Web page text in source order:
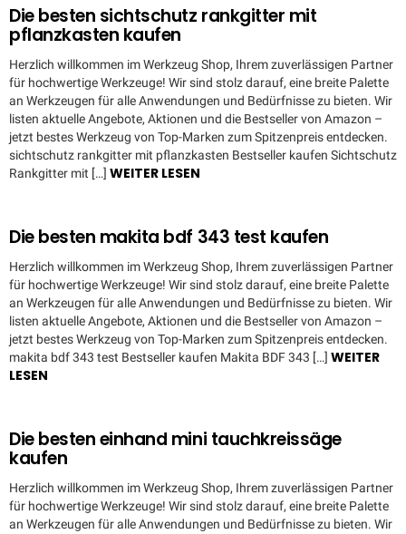
Die besten sichtschutz rankgitter mit
pflanzkasten kaufen
Herzlich willkommen im Werkzeug Shop, Ihrem zuverlässigen Partner
für hochwertige Werkzeuge! Wir sind stolz darauf, eine breite Palette
an Werkzeugen für alle Anwendungen und Bedürfnisse zu bieten. Wir
listen aktuelle Angebote, Aktionen und die Bestseller von Amazon –
jetzt bestes Werkzeug von Top-Marken zum Spitzenpreis entdecken.
sichtschutz rankgitter mit pflanzkasten Bestseller kaufen Sichtschutz
Rankgitter mit […] WEITER LESEN
Die besten makita bdf 343 test kaufen
Herzlich willkommen im Werkzeug Shop, Ihrem zuverlässigen Partner
für hochwertige Werkzeuge! Wir sind stolz darauf, eine breite Palette
an Werkzeugen für alle Anwendungen und Bedürfnisse zu bieten. Wir
listen aktuelle Angebote, Aktionen und die Bestseller von Amazon –
jetzt bestes Werkzeug von Top-Marken zum Spitzenpreis entdecken.
makita bdf 343 test Bestseller kaufen Makita BDF 343 […] WEITER
LESEN
Die besten einhand mini tauchkreissäge
kaufen
Herzlich willkommen im Werkzeug Shop, Ihrem zuverlässigen Partner
für hochwertige Werkzeuge! Wir sind stolz darauf, eine breite Palette
an Werkzeugen für alle Anwendungen und Bedürfnisse zu bieten. Wir